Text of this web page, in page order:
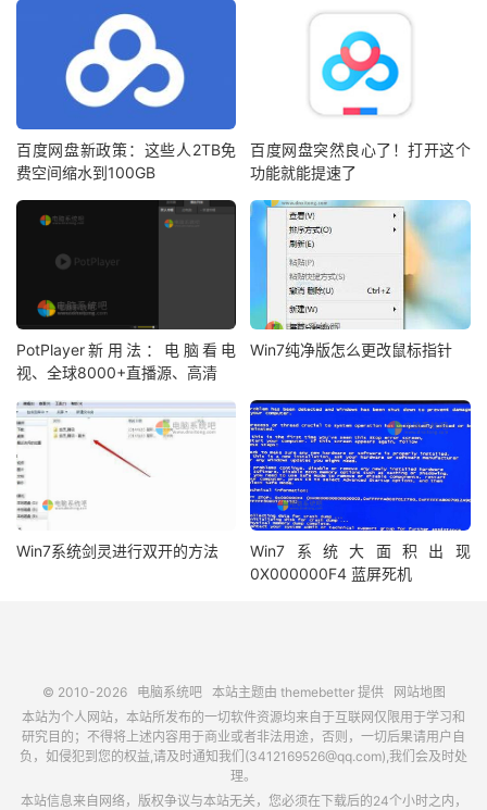
百度网盘新政策：这些人2TB免
费空间缩水到100GB
百度网盘突然良心了！打开这个
功能就能提速了
PotPlayer新用法：电脑看电
视、全球8000+直播源、高清
Win7纯净版怎么更改鼠标指针
Win7系统剑灵进行双开的方法
Win7系统大面积出现
0X000000F4 蓝屏死机
© 2010-2026 电脑系统吧本站主题由 themebetter提供
网站地图
本站为个人网站，本站所发布的一切软件资源均来自于互联网仅限用于学习和
研究目的；不得将上述内容用于商业或者非法用途，否则，一切后果请用户自
负，如侵犯到您的权益,请及时通知我们(3412169526@qq.com),我们会及时处
理。
本站信息来自网络，版权争议与本站无关，您必须在下载后的24个小时之内，